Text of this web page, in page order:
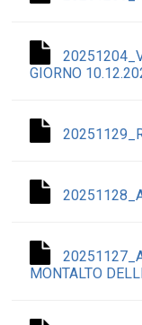
GIORNO
MONTALTO